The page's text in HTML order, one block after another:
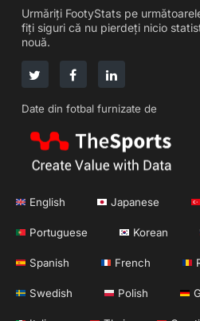
Urmăriți FootyStats pe
fiți siguri că nu pierdeți nicio
nouă.
Date din fotbal furnizate de
English Japanese
Portuguese Korean
Spanish French
Swedish Polish